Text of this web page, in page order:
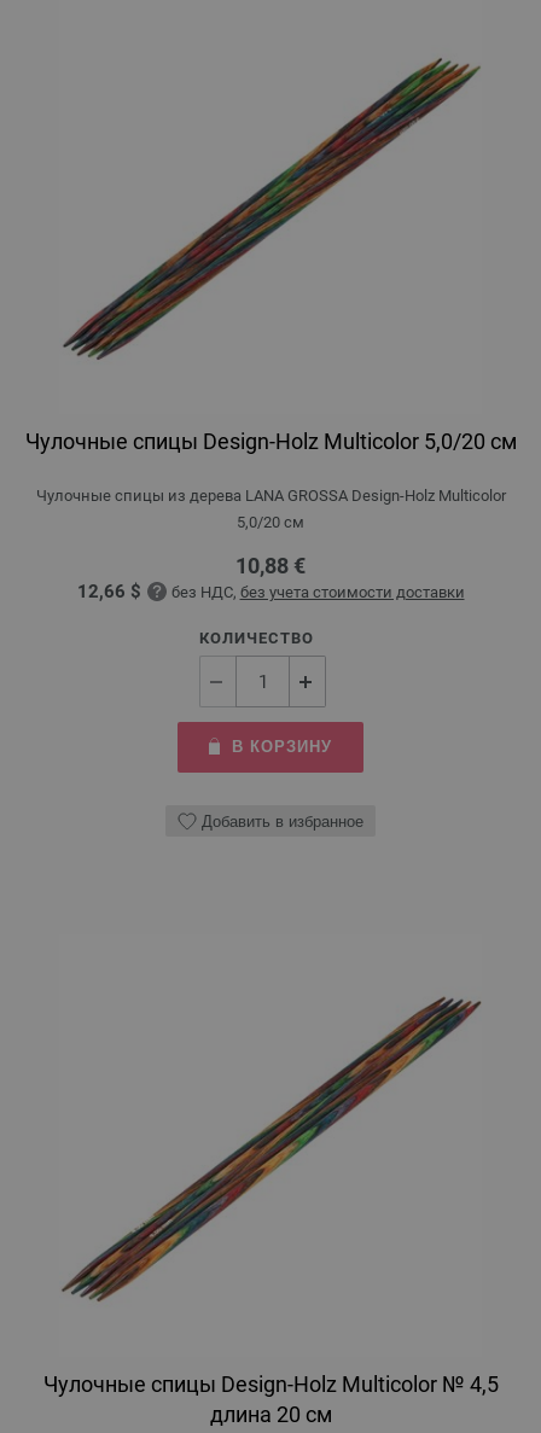
Чулочные спицы Design-Holz Multicolor 5,0/20 см
Чулочные спицы из дерева LANA GROSSA Design-Holz Multicolor
5,0/20 см
10,88 €
12,66 $ без НДС, без учета стоимости доставки
КОЛИЧЕСТВО
В КОРЗИНУ
Добавить в избранное
Чулочные спицы Design-Holz Multicolor № 4,5
длина 20 см